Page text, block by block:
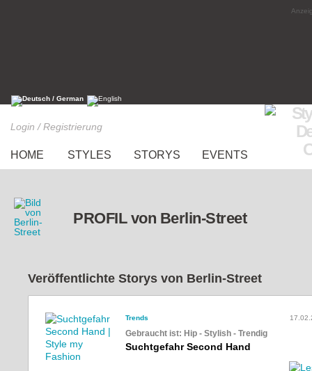
Login / Registrierung
HOME STYLES STORYS EVENTS
PROFIL von Berlin-Street
Veröffentlichte Storys von Berlin-Street
Trends
Gebraucht ist: Hip - Stylish - Trendig
Suchtgefahr Second Hand